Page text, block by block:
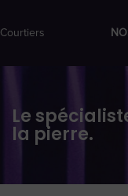
Courtiers
Le
la pierre.